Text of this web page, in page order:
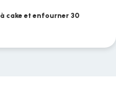
cake et enfourner 30